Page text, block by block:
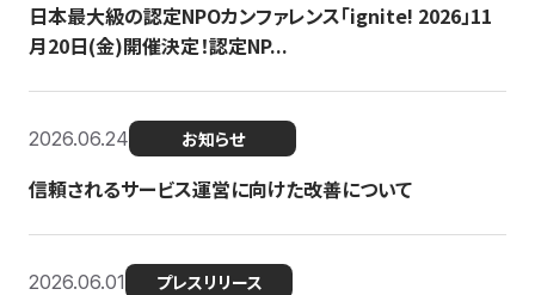
日本最大級の認定NPOカンファレンス「ignite! 2026」11
月20日(金)開催決定！認定NP...
2026.06.24 お知らせ
信頼されるサービス運営に向けた改善について
2026.06.01 プレスリリース